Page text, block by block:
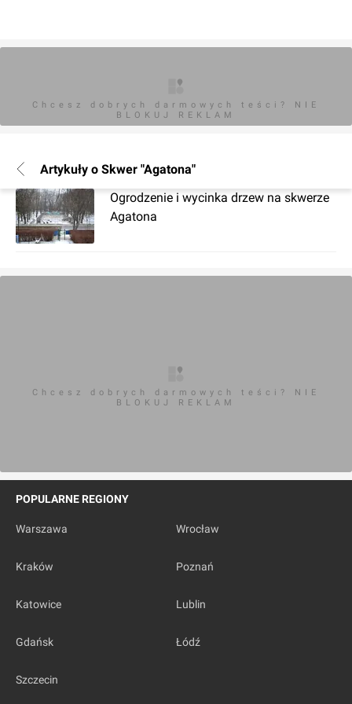
Chcesz dobrych darmowych teści? NIE
BLOKUJ REKLAM
Artykuły o Skwer "Agatona"
Ogrodzenie i wycinka drzew na skwerze
Agatona
Chcesz dobrych darmowych teści? NIE
BLOKUJ REKLAM
POPULARNE REGIONY
Warszawa Wrocław
Kraków Poznań
Katowice Lublin
Gdańsk Łódź
Szczecin